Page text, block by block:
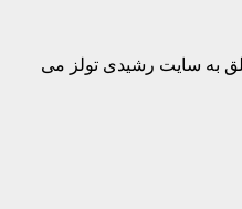
به سایت رشیدی تولز می